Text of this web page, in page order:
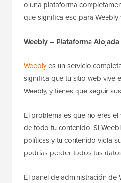
o una plataforma
qué significa eso para Weebly
Weebly – Plataforma Alojada
Weeblyes un servicio
significa que tu sitio web vive
Weebly, y tienes que seguir
El problema es que no eres
de todo tu contenido. Si
políticas y tu contenido viola
podrías perder todos tus
El panel de administración de